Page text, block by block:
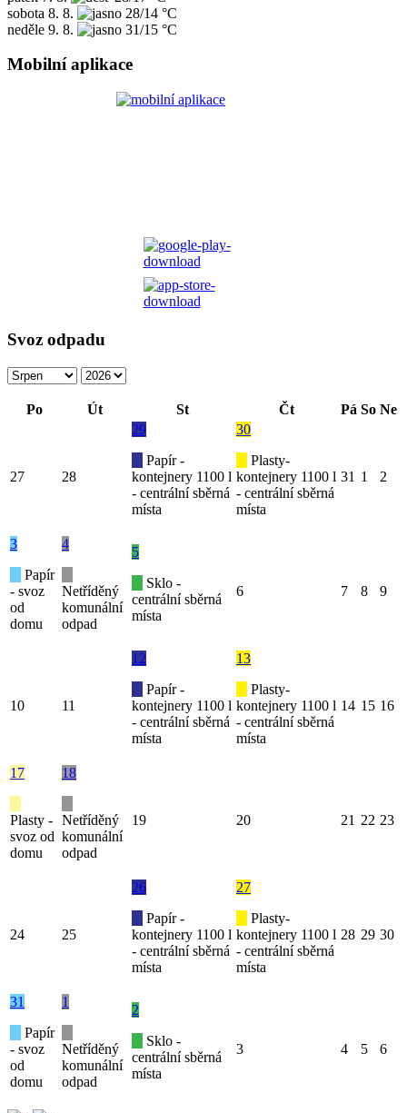
sobota 8. 8.
28/14 °C
neděle 9. 8. 31/15 °C
Mobilní aplikace
Svoz odpadu
Po Út St Čt Pá So Ne
27 28
29
Papír -
kontejnery 1100 l
- centrální sběrná
místa
30
Plasty-
kontejnery 1100 l
- centrální sběrná
místa
31 1 2
3
Papír
- svoz
od
domu
4
Netříděný
komunální
odpad
5
Sklo -
centrální sběrná
místa
6 7 8 9
10 11
12
Papír -
kontejnery 1100 l
- centrální sběrná
místa
13
Plasty-
kontejnery 1100 l
- centrální sběrná
místa
14 15 16
17
Plasty -
svoz od
domu
18
Netříděný
komunální
odpad
19 20 21 22 23
24 25
26
Papír -
kontejnery 1100 l
- centrální sběrná
místa
27
Plasty-
kontejnery 1100 l
- centrální sběrná
místa
28 29 30
31
Papír
- svoz
od
domu
1
Netříděný
komunální
odpad
2
Sklo -
centrální sběrná
místa
3 4 5 6